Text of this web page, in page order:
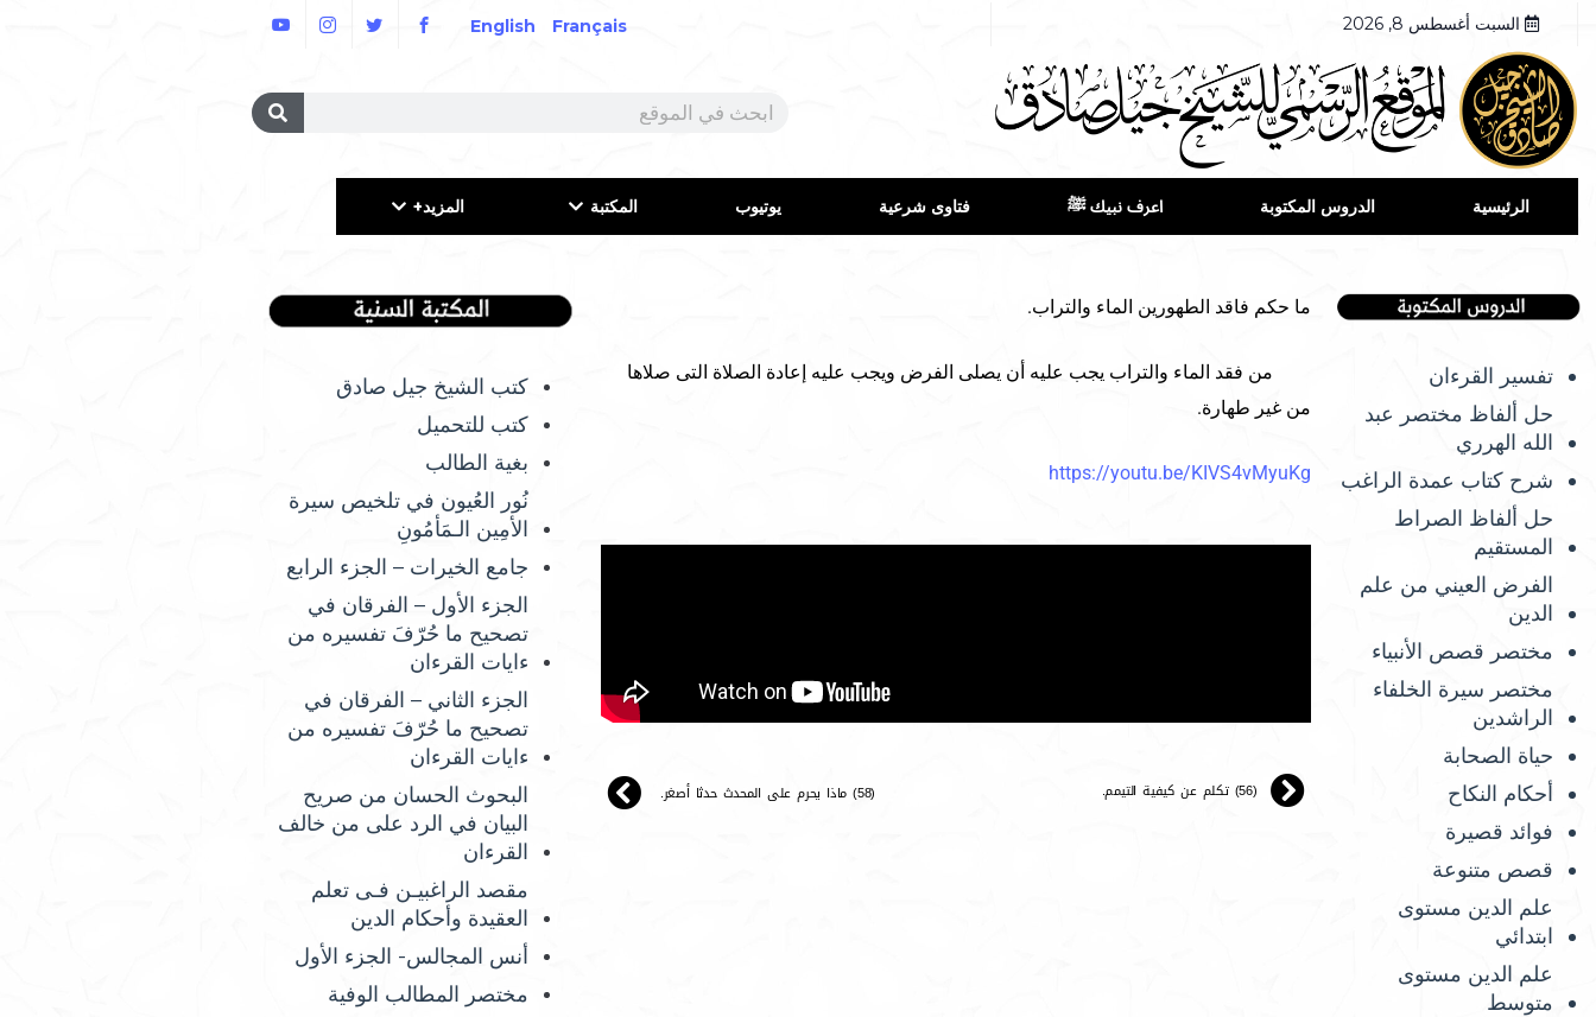
السبت أغسطس 8, 2026 Français
English
الرئيسية الدروس المكتوبة اعرف نبيك ﷺ فتاوى شرعية يوتيوب المكتبة المزيد+
تفسير القرءان
حل ألفاظ مختصر عبد
الله الهرري
شرح كتاب عمدة الراغب
حل ألفاظ الصراط
المستقيم
الفرض العيني من علم
الدين
مختصر قصص الأنبياء
مختصر سيرة الخلفاء
الراشدين
حياة الصحابة
أحكام النكاح
فوائد قصيرة
قصص متنوعة
علم الدين مستوى
ابتدائي
علم الدين مستوى
متوسط
ما حكم فاقد الطهورين الماء والتراب.
من فقد الماء والتراب يجب عليه أن يصلى الفرض ويجب عليه إعادة الصلاة التى صلاها
من غير طهارة.
https://youtu.be/KIVS4vMyuKg
(56) تكلم عن كيفية التيمم. (58) ماذا يحرم على المحدث حدثا أصغر.
كتب الشيخ جيل صادق
كتب للتحميل
بغية الطالب
نُور العُيون في تلخيص سيرة
الأمِين الـمَأمُونِ
جامع الخيرات – الجزء الرابع
الجزء الأول – الفرقان في
تصحيح ما حُرّفَ تفسيره من
ءايات القرءان
الجزء الثاني – الفرقان في
تصحيح ما حُرّفَ تفسيره من
ءايات القرءان
البحوث الحسان من صريح
البيان في الرد على من خالف
القرءان
مقصد الراغبيـن فـى تعلم
العقيدة وأحكام الدين
أنس المجالس- الجزء الأول
مختصر المطالب الوفية